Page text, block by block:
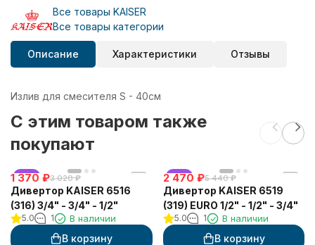
Все товары KAISER
Все товары категории
Описание Характеристики Отзывы
Излив для смесителя S - 40см
C этим товаром также
покупают
хит
1 370 ₽3 020 ₽
Дивертор KAISER 6516
(316) 3/4" - 3/4" - 1/2"
5.0 1 В наличии
В корзину
хит
2 470 ₽5 440 ₽
Дивертор KAISER 6519
(319) EURO 1/2" - 1/2" - 3/4"
5.0 1 В наличии
В корзину